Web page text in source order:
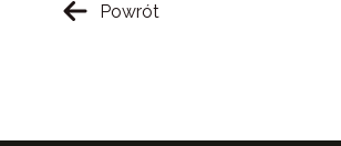
Powrót